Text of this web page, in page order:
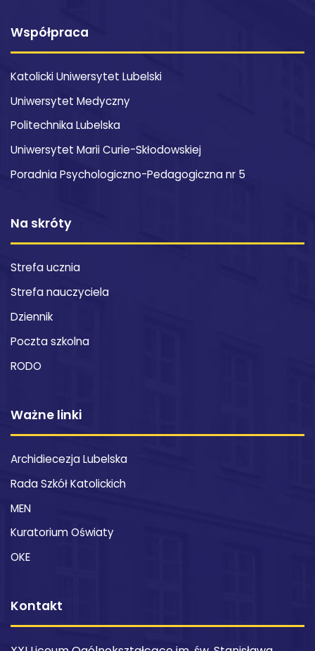
Współpraca
Katolicki Uniwersytet Lubelski
Uniwersytet Medyczny
Politechnika Lubelska
Uniwersytet Marii Curie-Skłodowskiej
Poradnia Psychologiczno-Pedagogiczna nr 5
Na skróty
Strefa ucznia
Strefa nauczyciela
Dziennik
Poczta szkolna
RODO
Ważne linki
Archidiecezja Lubelska
Rada Szkół Katolickich
MEN
Kuratorium Oświaty
OKE
Kontakt